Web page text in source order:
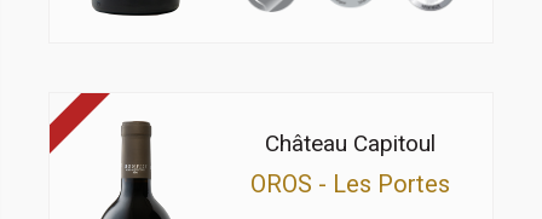
Château Capitoul
OROS - Les Portes